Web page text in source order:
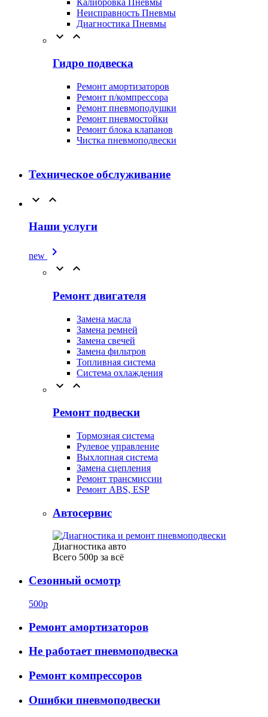
Неисправность Пневмы
Диагностика Пневмы
 
Гидро подвеска
Ремонт амортизаторов
Ремонт п/компрессора
Ремонт пневмоподушки
Ремонт пневмостойки
Ремонт блока клапанов
Чистка пневмоподвески
Техническое обслуживание
 
Наши услуги
new



Ремонт двигателя
Замена масла
Замена ремней
Замена свечей
Замена фильтров
Топливная система
Система охлаждения
 
Ремонт подвески
Тормозная система
Рулевое управление
Выхлопная система
Замена сцепления
Ремонт трансмиссии
Ремонт ABS, ESP
Автосервис
Диагностика авто
Всего 500р за всё
Сезонный осмотр
500р
Ремонт амортизаторов
Не работает пневмоподвеска
Ремонт компрессоров
Ошибки пневмоподвески